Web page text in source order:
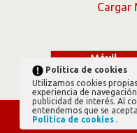
Política de cookies
Utilizamos cookies
experiencia de
publicidad de interés. Al
entendemos que se
Política de cookies .
Cargar
Móvil